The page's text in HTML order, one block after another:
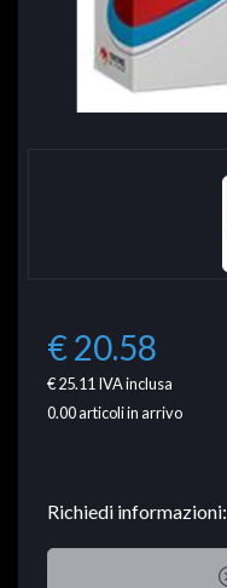
€ 20.58
€ 25.11IVA inclusa
0.00articoli in arrivo
Richiedi informazioni: